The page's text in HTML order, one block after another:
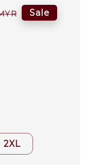
Sale
2XL